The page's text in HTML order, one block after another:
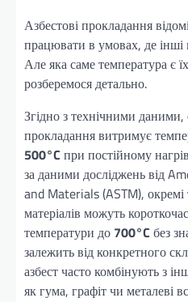
Азбестові прокладання
працювати в умовах, де інші
Але яка саме температура є
розберемося детально.
Згідно з технічними даними,
прокладання витримує
500°C при постійному
за даними досліджень від
and Materials (ASTM), окремі
матеріалів можуть
температури до 700°C без
залежить від конкретного
азбест часто комбінують з
як гума, графіт чи металеві